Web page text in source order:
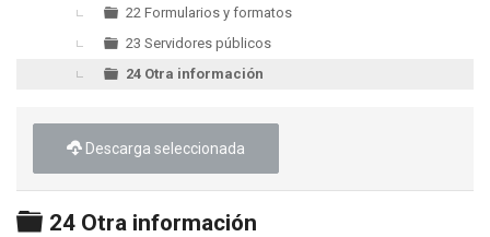
22 Formularios y formatos
23 Servidores públicos
24 Otra información
Descarga seleccionada
Carpeta
24 Otra información